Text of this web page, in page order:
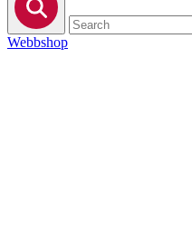
Webbshop